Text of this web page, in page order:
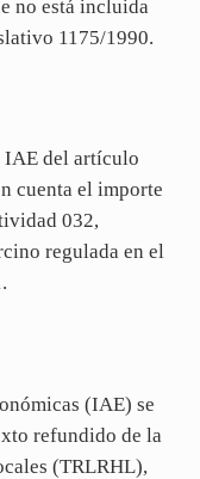
no está incluida
1175/1990.
IAE del artículo
cuenta el importe
032,
regulada en el
(IAE) se
refundido de la
(TRLRHL),